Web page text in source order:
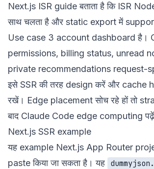
Next.js ISR guideबताता है कि ISR
साथ चलता है और static export में
Use case 3 account dashboard है।
permissions, billing status, unread
private recommendations request-
इसे SSR की तरह design करें और cache
रखें। Edge placement सोच रहे हों तो
बाद Claude Code edge computing
Next.js SSR example
यह example Next.js App Router
paste किया जा सकता है। यह